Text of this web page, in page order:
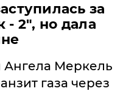
за
- 2", но дала
Меркель
газа через